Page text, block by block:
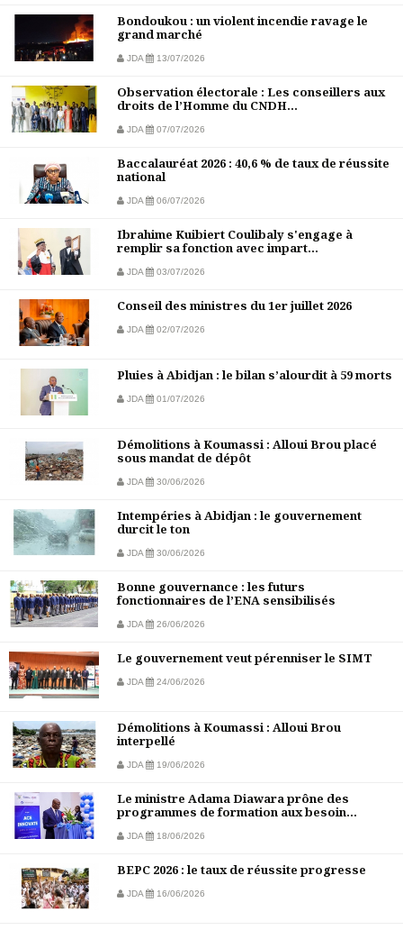
Bondoukou : un violent incendie ravage le
grand marché
JDA 13/07/2026
Observation électorale : Les conseillers aux
droits de l’Homme du CNDH...
JDA 07/07/2026
Baccalauréat 2026 : 40,6 % de taux de réussite
national
JDA 06/07/2026
Ibrahime Kuibiert Coulibaly s'engage à
remplir sa fonction avec impart...
JDA 03/07/2026
Conseil des ministres du 1er juillet 2026
JDA 02/07/2026
Pluies à Abidjan : le bilan s’alourdit à 59 morts
JDA 01/07/2026
Démolitions à Koumassi : Alloui Brou placé
sous mandat de dépôt
JDA 30/06/2026
Intempéries à Abidjan : le gouvernement
durcit le ton
JDA 30/06/2026
Bonne gouvernance : les futurs
fonctionnaires de l’ENA sensibilisés
JDA 26/06/2026
Le gouvernement veut pérenniser le SIMT
JDA 24/06/2026
Démolitions à Koumassi : Alloui Brou
interpellé
JDA 19/06/2026
Le ministre Adama Diawara prône des
programmes de formation aux besoin...
JDA 18/06/2026
BEPC 2026 : le taux de réussite progresse
JDA 16/06/2026